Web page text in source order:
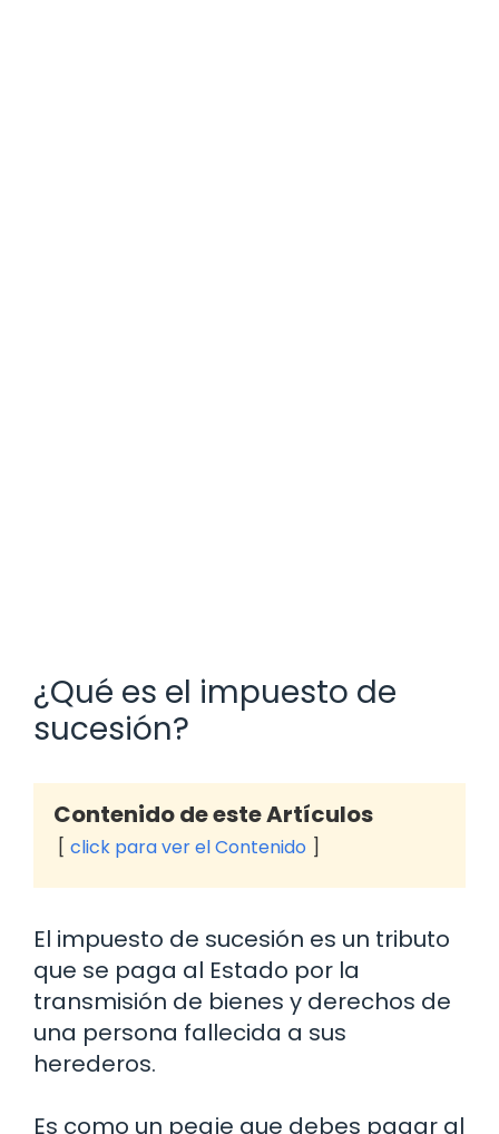
¿Qué es el impuesto de
sucesión?
Contenido de este Artículos
click para ver el Contenido
El impuesto de sucesión es un tributo
que se paga al Estado por la
transmisión de bienes y derechos de
una persona fallecida a sus
herederos.
Es como un peaje que debes pagar al